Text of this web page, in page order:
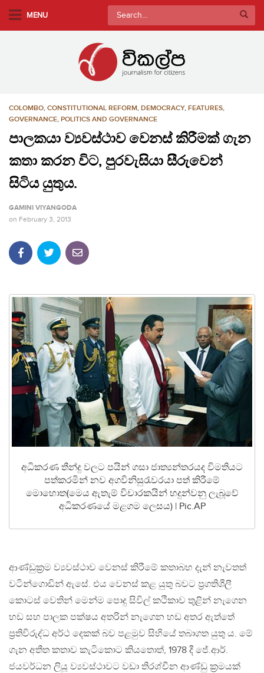
MENU
Search
for:
COLOMBO, CONSTITUTIONAL REFORM, DEMOCRACY, FEATURES,
GOVERNANCE, POLITICS AND GOVERNANCE
පාලකයා ව්‍යවස්ථාව වෙනස් කිරීමක් ගැන
කතා කරන විට, පුරවැසියා සීරුවෙන්
සිටිය යුතුය.
GAMINI VIYANGODA
on February 3, 2013
අධිකරණ තීන්දු වලට පයින් ගසා ජාත්‍යන්තරයද විමතියට
පත්කරමින් නව අගවිනිසුරැවරයා පත් කිරීමේ
මොහොත(මෙය ඇතැම් විචාරකයින් හදුන්වනු ලැබූවේ
අධිකරණයේ මළගම ලෙසය) | Pic.AP
ආණ්ඩුක‍්‍රම ව්‍යවස්ථාව වෙනස් කිරීමේ කතාබහ දැන් නැවතත්
වටින්ගොඩින් ඇසේ. එය වෙනස් කළ යුතු බවට ප‍්‍රගතිශීලී
කොටස් වෙතින් මෙන්ම පොදු සිවිල් කථිකාව තුළින් නැගෙන
හඩ සහ පාලක පක්ෂය අතරින් නැගෙන හඩ අතර ඇත්තේ
ප‍්‍රතිවිරුද්ධ අර්ථ දෙකක් බව පළමුව සිහියේ තබාගත යුතු ය. මේ
ගැන අතීත කතාව කැටිකොට කියතොත්, 1978 දී ජේ.ආර්.
ජයවර්ධන ලියූ ව්‍යවස්ථාවට වඩා තිරශ්චීන ආණ්ඩු ක‍්‍රමයක්